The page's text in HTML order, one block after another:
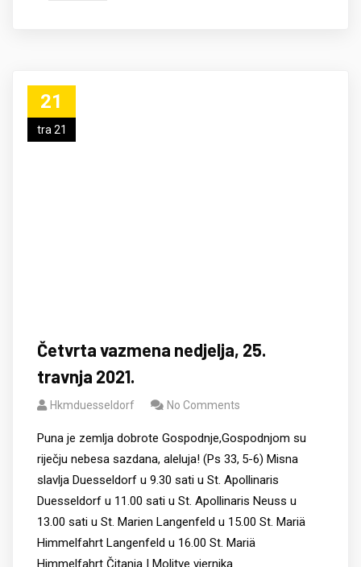
21
tra 21
Četvrta vazmena nedjelja, 25.
travnja 2021.
Hkmduesseldorf No Comments
Puna je zemlja dobrote Gospodnje,Gospod­njom su
riječju nebesa sazdana, aleluja! (Ps 33, 5-6) Misna
slavlja Duesseldorf u 9.30 sati u St. Apollinaris
Duesseldorf u 11.00 sati u St. Apollinaris Neuss u
13.00 sati u St. Marien Langenfeld u 15.00 St. Mariä
Himmelfahrt Langenfeld u 16.00 St. Mariä
Himmelfahrt Čitanja I Molitve vjernika